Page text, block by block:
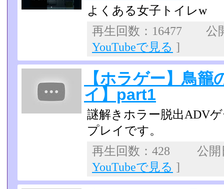
よくある女子トイレw
再生回数：16477 公
YouTubeで見る ]
【ホラゲー】鳥
イ】part1
謎解きホラー脱出ADV
プレイです。
再生回数：428 公
YouTubeで見る ]